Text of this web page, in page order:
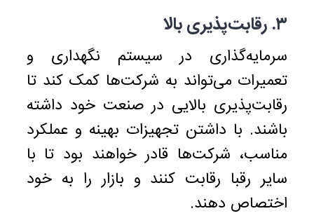
۳. رقابت‌پذیری بالا
سرمایه‌گذاری در سیستم نگهداری و
تعمیرات می‌تواند به شرکت‌ها کمک کند تا
رقابت‌پذیری بالایی در صنعت خود داشته
باشند. با داشتن تجهیزات بهینه و عملکرد
مناسب، شرکت‌ها قادر خواهند بود تا با
سایر رقبا رقابت کنند و بازار را به خود
اختصاص دهند.